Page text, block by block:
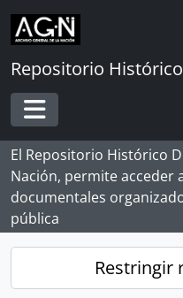
Skip to main content
Repositorio
Toggle navigation
El Repositorio Histórico
Nación, permite acceder
documentales
pública
Restringir